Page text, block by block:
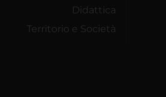
Didattica
Territorio e Società